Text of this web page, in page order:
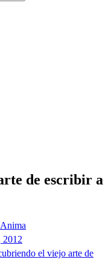
de escribir a
2012
el viejo arte de